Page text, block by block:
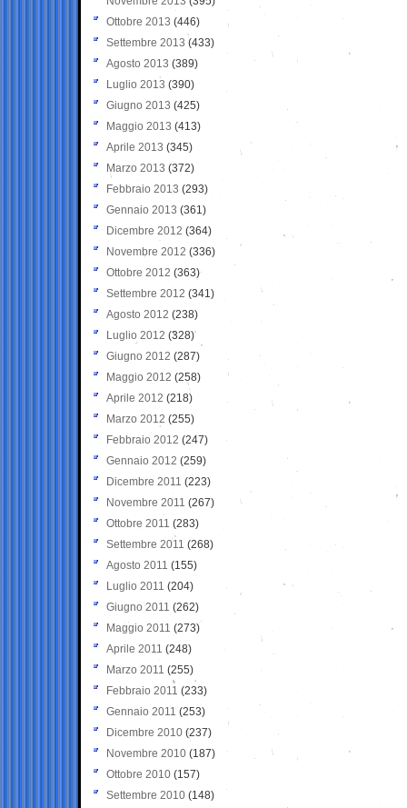
Ottobre 2013 (446)
Settembre 2013 (433)
Agosto 2013 (389)
Luglio 2013 (390)
Giugno 2013 (425)
Maggio 2013 (413)
Aprile 2013 (345)
Marzo 2013 (372)
Febbraio 2013 (293)
Gennaio 2013 (361)
Dicembre 2012 (364)
Novembre 2012 (336)
Ottobre 2012 (363)
Settembre 2012 (341)
Agosto 2012 (238)
Luglio 2012 (328)
Giugno 2012 (287)
Maggio 2012 (258)
Aprile 2012 (218)
Marzo 2012 (255)
Febbraio 2012 (247)
Gennaio 2012 (259)
Dicembre 2011 (223)
Novembre 2011 (267)
Ottobre 2011 (283)
Settembre 2011 (268)
Agosto 2011 (155)
Luglio 2011 (204)
Giugno 2011 (262)
Maggio 2011 (273)
Aprile 2011 (248)
Marzo 2011 (255)
Febbraio 2011 (233)
Gennaio 2011 (253)
Dicembre 2010 (237)
Novembre 2010 (187)
Ottobre 2010 (157)
Settembre 2010 (148)